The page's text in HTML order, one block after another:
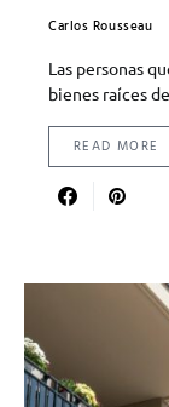
Carlos Rousseau
Las personas
bienes raíces
READ MORE